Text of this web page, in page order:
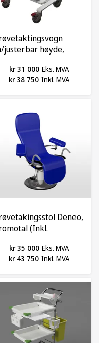
justerbar høyde,
kr 31 000 Eks. MVA
kr 38 750 Inkl. MVA
Deneo,
(Inkl.
kr 35 000 Eks. MVA
kr 43 750 Inkl. MVA